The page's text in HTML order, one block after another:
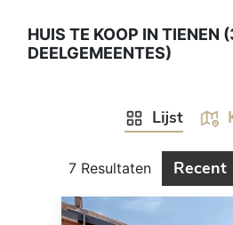
HUIS TE KOOP IN TIENEN
DEELGEMEENTES)
Lijst
7 Resultaten Recent